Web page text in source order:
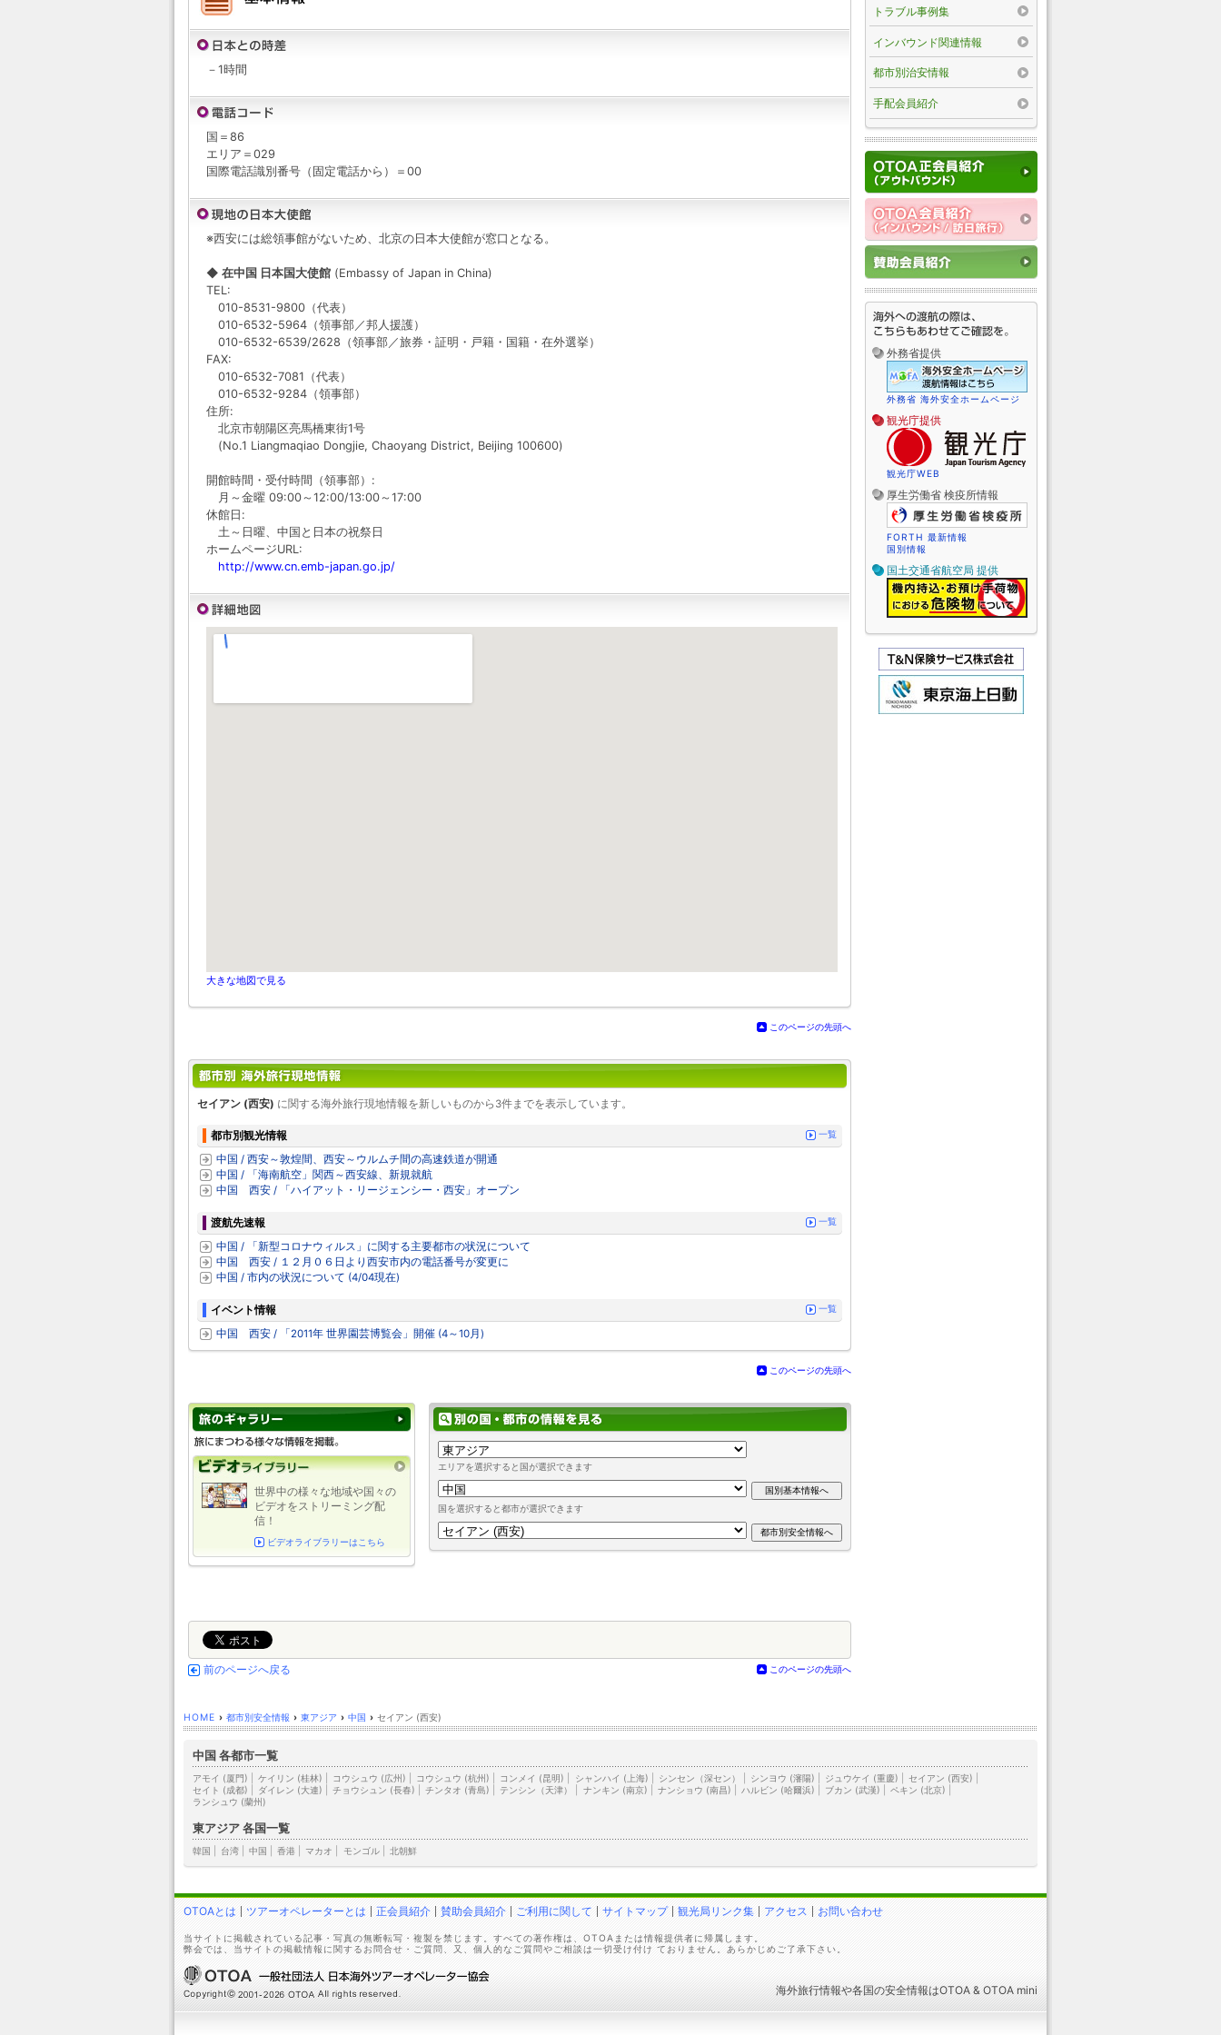
－1時間
国＝86
エリア＝029
国際電話識別番号（固定電話から）＝00
※西安には総領事館がないため、北京の日本大使館が窓口となる。
◆ 在中国 日本国大使館 (Embassy of Japan in China)
TEL:
010-8531-9800（代表）
010-6532-5964（領事部／邦人援護）
010-6532-6539/2628（領事部／旅券・証明・戸籍・国籍・在外選挙）
FAX:
010-6532-7081（代表）
010-6532-9284（領事部）
住所:
北京市朝陽区亮馬橋東街1号
(No.1 Liangmaqiao Dongjie, Chaoyang District, Beijing 100600)
開館時間・受付時間（領事部）:
月～金曜 09:00～12:00/13:00～17:00
休館日:
土～日曜、中国と日本の祝祭日
ホームページURL:
http://www.cn.emb-japan.go.jp/
大きな地図で見る
このページの先頭へ
セイアン (西安) に関する海外旅行現地情報を新しいものから3件までを表示しています。
都市別観光情報 一覧
中国 / 西安～敦煌間、西安～ウルムチ間の高速鉄道が開通
中国 / 「海南航空」関西～西安線、新規就航
中国 西安 / 「ハイアット・リージェンシー・西安」オープン
渡航先速報 一覧
中国 / 「新型コロナウィルス」に関する主要都市の状況について
中国 西安 / １２月０６日より西安市内の電話番号が変更に
中国 / 市内の状況について (4/04現在)
イベント情報 一覧
中国 西安 / 「2011年 世界園芸博覧会」開催 (4～10月)
このページの先頭へ
エリアを選択すると国が選択できます
国を選択すると都市が選択できます
世界中の様々な地域や国々の
ビデオをストリーミング配
信！
ビデオライブラリーはこちら
前のページへ戻る このページの先頭へ
トラブル事例集
インバウンド関連情報
都市別治安情報
手配会員紹介
外務省提供
外務省 海外安全ホームページ
観光庁提供
観光庁WEB
厚生労働省 検疫所情報
FORTH 最新情報
国別情報
国土交通省航空局 提供
HOME › 都市別安全情報 › 東アジア › 中国 › セイアン (西安)
中国 各都市一覧
アモイ (厦門) ケイリン (桂林) コウシュウ (広州) コウシュウ (杭州) コンメイ (昆明) シャンハイ (上海) シンセン（深セン） シンヨウ (瀋陽) ジュウケイ (重慶) セイアン (西安)
セイト (成都)
ダイレン (大連) チョウシュン (長春) チンタオ (青島) テンシン（天津） ナンキン (南京) ナンショウ (南昌) ハルビン (哈爾浜) ブカン (武漢) ペキン (北京)
ランシュウ (蘭州)
東アジア 各国一覧
韓国 台湾 中国 香港 マカオ モンゴル| 北朝鮮
OTOAとは ツアーオペレーターとは 正会員紹介 賛助会員紹介 ご利用に関して サイトマップ 観光局リンク集 アクセス お問い合わせ
当サイトに掲載されている記事・写真の無断転写・複製を禁じます。すべての著作権は、OTOAまたは情報提供者に帰属します。
弊会では、当サイトの掲載情報に関するお問合せ・ご質問、又、個人的なご質問やご相談は一切受け付け ておりません。あらかじめご了承下さい。
海外旅行情報や各国の安全情報はOTOA & OTOA mini